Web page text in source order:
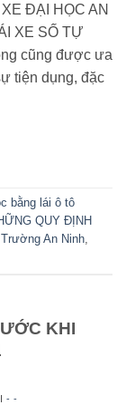
ĐẠI HỌC AN
XE SỐ TỰ
cũng được ưa
tiện dụng, đặc
bằng lái ô tô
QUY ĐỊNH
Trường An Ninh,
KHI
- -